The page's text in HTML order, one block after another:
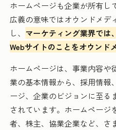
ホームページも企業が所有し
広義の意味ではオウンドメデ
し、 マーケティング業界では
Webサイトのことをオウンド
ホームページは、事業内容や
業の基本情報から、採用情報
ージ、企業のビジョンに至る
されています。ホームページ
者、株主、協業企業など、さ